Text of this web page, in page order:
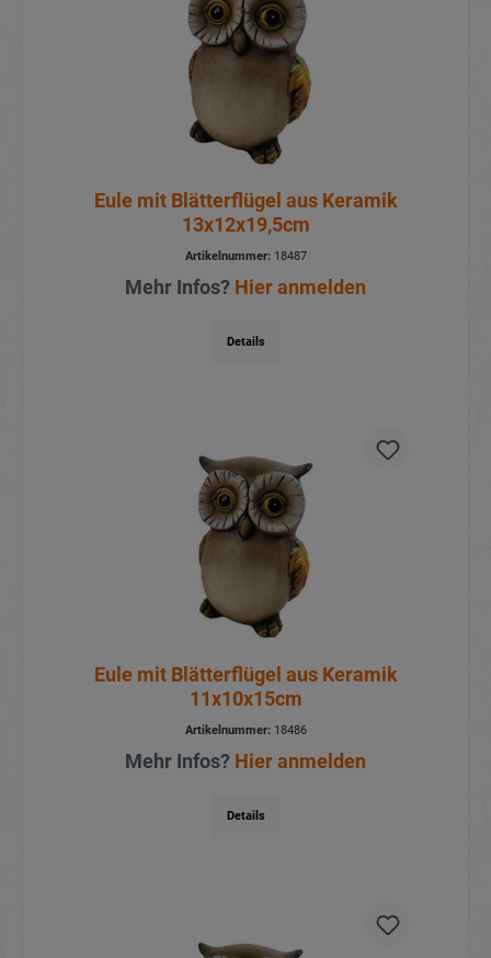
Eule mit Blätterflügel aus Keramik
13x12x19,5cm
Artikelnummer:18487
Mehr Infos? Hier anmelden
Details
Eule mit Blätterflügel aus Keramik
11x10x15cm
Artikelnummer:18486
Mehr Infos? Hier anmelden
Details